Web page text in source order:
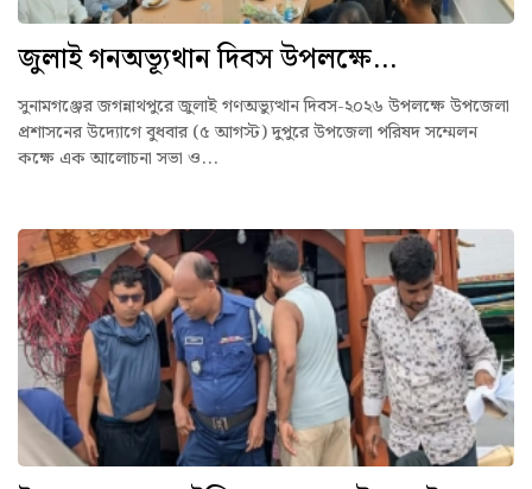
জুলাই গনঅভ্যূথান দিবস উপলক্ষে...
সুনামগঞ্জের জগন্নাথপুরে জুলাই গণঅভ্যুত্থান দিবস-২০২৬ উপলক্ষে উপজেলা
প্রশাসনের উদ্যোগে বুধবার (৫ আগস্ট) দুপুরে উপজেলা পরিষদ সম্মেলন
কক্ষে এক আলোচনা সভা ও...